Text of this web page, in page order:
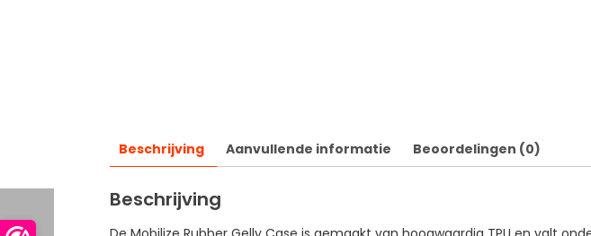
Beschrijving Aanvullende informatie Beoordelingen (0)
Beschrijving